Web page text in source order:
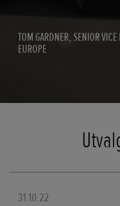
TOM GARDNER, SENIOR
EUROPE
31.10.22